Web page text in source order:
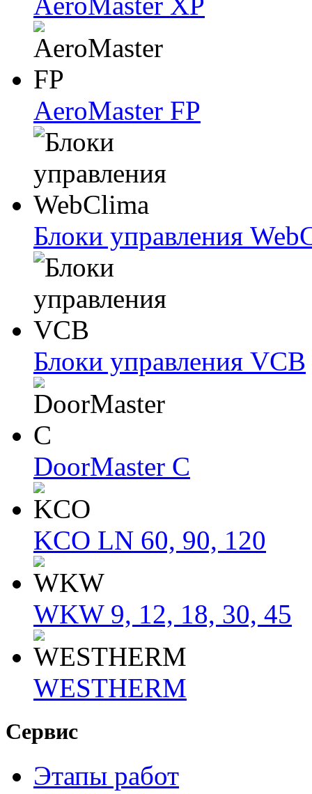
AeroMaster FP
Блоки упрaвлeния
Блоки упрaвлeния VCB
DoorMaster C
KCO LN 60, 90, 120
WKW 9, 12, 18, 30, 45
WESTHERM
Сервис
Этапы работ